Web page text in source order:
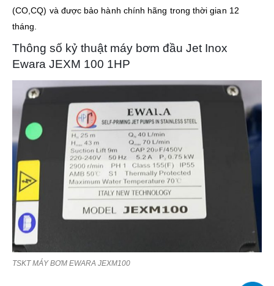
(CO,CQ) và được bảo hành chính hãng trong thời gian 12
tháng.
Thông số kỷ thuật máy bơm đầu Jet Inox
Ewara JEXM 100 1HP
TSKT MÁY BƠM EWARA JEXM100